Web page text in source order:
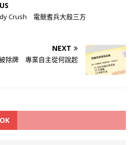
Crush 電競耆兵大殺三方
NEXT
除牌 專業自主從何說起